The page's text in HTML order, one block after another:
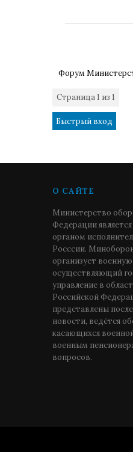
Форум
Страница1 из 1
О САЙТЕ
Министерство
Федерации
органом
Росссии.
организует
осуществляющий
управление в
Российской
представлены
новости, ведётся
касающихся
военным
вопросов.